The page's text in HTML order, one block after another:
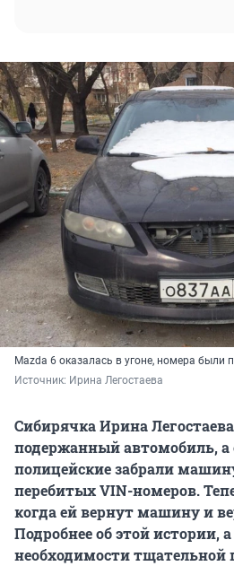
Mazda 6 оказалась в угоне, номера были
Источник: Ирина Легостаева
Сибирячка Ирина
подержанный автомобиль, а
полицейские забрали
перебитых VIN-номеров. Т
когда ей вернут машину и
Подробнее об этой истории,
необходимости тщательной